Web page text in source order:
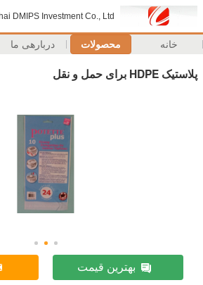
DMIPS Investment Co., Ltd
خانه محصولات دربارهی ما
پلاستیک HDPE برای حمل و نقل
بهترین قیمت